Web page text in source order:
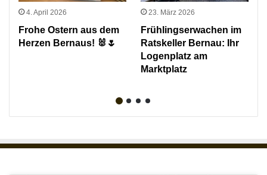
4. April 2026
Frohe Ostern aus dem
Herzen Bernaus! 🐰🌷
23. März 2026
Frühlingserwachen im
Ratskeller Bernau: Ihr
Logenplatz am
Marktplatz